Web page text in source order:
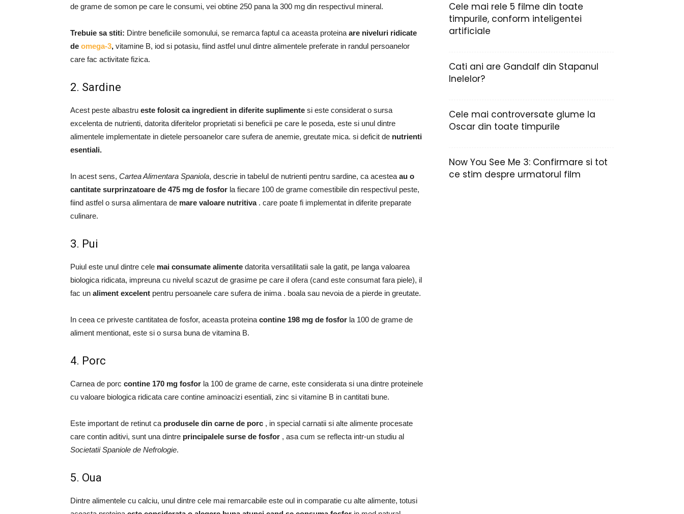
de grame de somon pe care le consumi, vei obtine 250 pana la 300 mg din respectivul mineral.
Trebuie sa stiti: Dintre beneficiile somonului, se remarca faptul ca aceasta proteina are niveluri ridicate
de omega-3, vitamine B, iod si potasiu, fiind astfel unul dintre alimentele preferate in randul persoanelor
care fac activitate fizica.
2. Sardine
Acest peste albastru este folosit ca ingredient in diferite suplimente si este considerat o sursa
excelenta de nutrienti, datorita diferitelor proprietati si beneficii pe care le poseda, este si unul dintre
alimentele implementate in dietele persoanelor care sufera de anemie, greutate mica. si deficit de nutrienti
esentiali.
In acest sens, Cartea Alimentara Spaniola, descrie in tabelul de nutrienti pentru sardine, ca acestea au o
cantitate surprinzatoare de 475 mg de fosfor la fiecare 100 de grame comestibile din respectivul peste,
fiind astfel o sursa alimentara de mare valoare nutritiva. care poate fi implementat in diferite preparate
culinare.
3. Pui
Puiul este unul dintre cele mai consumate alimente datorita versatilitatii sale la gatit, pe langa valoarea
biologica ridicata, impreuna cu nivelul scazut de grasime pe care il ofera (cand este consumat fara piele), il
fac un aliment excelent pentru persoanele care sufera de inima . boala sau nevoia de a pierde in greutate.
In ceea ce priveste cantitatea de fosfor, aceasta proteina contine 198 mg de fosfor la 100 de grame de
aliment mentionat, este si o sursa buna de vitamina B.
4. Porc
Carnea de porc contine 170 mg fosfor la 100 de grame de carne, este considerata si una dintre proteinele
cu valoare biologica ridicata care contine aminoacizi esentiali, zinc si vitamine B in cantitati bune.
Este important de retinut ca produsele din carne de porc , in special carnatii si alte alimente procesate
care contin aditivi, sunt una dintre principalele surse de fosfor , asa cum se reflecta intr-un studiu al
Societatii Spaniole de Nefrologie.
5. Oua
Dintre alimentele cu calciu, unul dintre cele mai remarcabile este oul in comparatie cu alte alimente, totusi
Cele mai rele 5 filme din toate
timpurile, conform inteligentei
artificiale
Cati ani are Gandalf din Stapanul
Inelelor?
Cele mai controversate glume la
Oscar din toate timpurile
Now You See Me 3: Confirmare si tot
ce stim despre urmatorul film